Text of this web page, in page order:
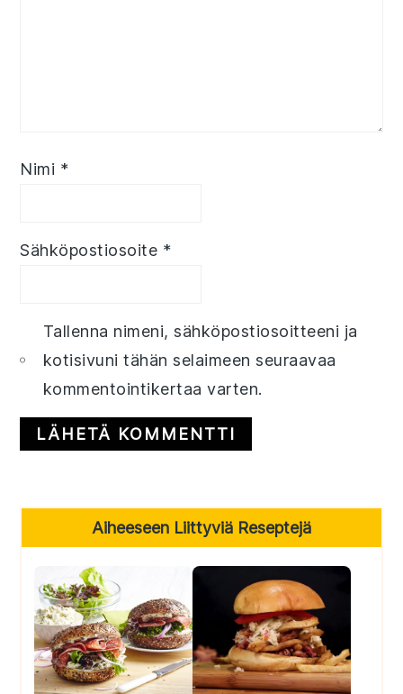
Nimi *
Sähköpostiosoite *
Tallenna nimeni, sähköpostiosoitteeni ja
kotisivuni tähän selaimeen seuraavaa
kommentointikertaa varten.
Primary
Sidebar
Aiheeseen Liittyviä Reseptejä